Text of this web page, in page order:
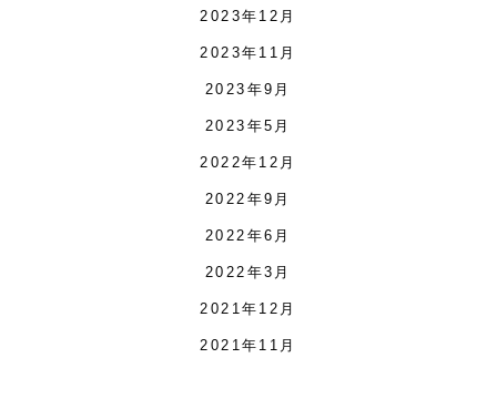
2023年12月
2023年11月
2023年9月
2023年5月
2022年12月
2022年9月
2022年6月
2022年3月
2021年12月
2021年11月